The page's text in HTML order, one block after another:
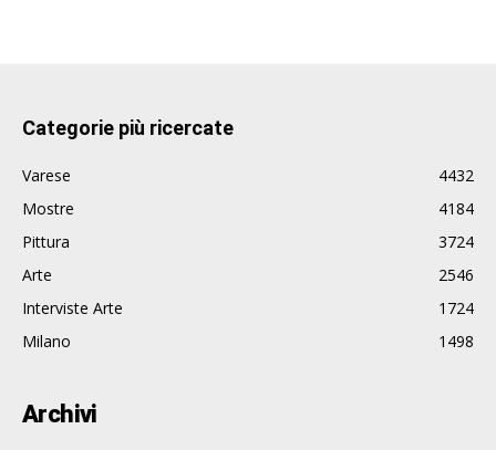
Categorie più ricercate
Varese
4432
Mostre
4184
Pittura
3724
Arte
2546
Interviste Arte
1724
Milano
1498
Archivi